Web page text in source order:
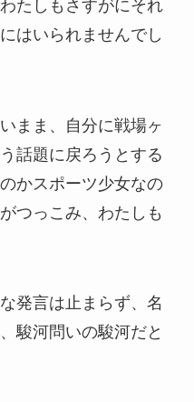
たしもさすがにそれ
はいられませんでし
まま、自分に戦場ヶ
話題に戻ろうとする
かスポーツ少女なの
つっこみ、わたしも
発言は止まらず、名
駿河問いの駿河だと